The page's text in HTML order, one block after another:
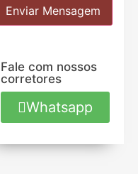
Enviar Mensagem
Fale com nossos
corretores
Whatsapp